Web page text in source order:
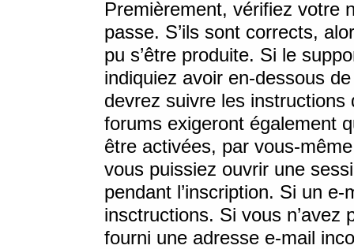
Premièrement, vérifiez votre
passe. S’ils sont corrects,
pu s’être produite. Si le
indiquiez avoir en-dessous
devrez suivre les
forums exigeront également
être activées, par vous-
vous puissiez ouvrir une
pendant l’inscription. Si un
insctructions. Si vous n’avez
fourni une adresse e-mail